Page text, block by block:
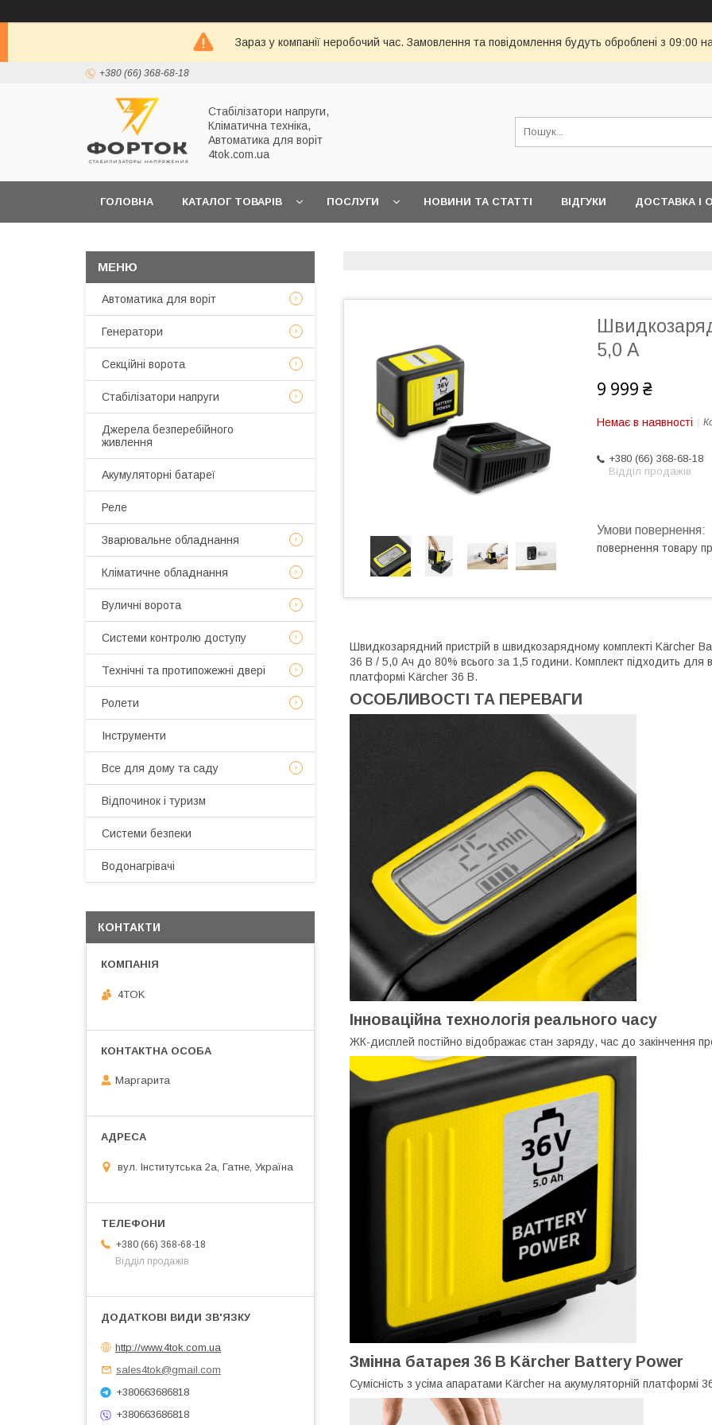
Зараз у компанії неробочий час. Замовлення та повідомлення будуть оброблені з 09:00
+380 (66) 368-68-18
Стабілізатори напруги,
Кліматична техніка,
Автоматика для воріт
4tok.com.ua
ГОЛОВНА КАТАЛОГ ТОВАРІВ ПОСЛУГИ НОВИНИ ТА СТАТТІ ВІДГУКИ ДОСТАВКА І
5,0 А
9 999 ₴
Немає в наявності
+380 (66) 368-68-18
Відділ продажів
повернення товару
Швидкозарядний пристрій в швидкозарядному комплекті Kärcher
36 В / 5,0 Ач до 80% всього за 1,5 години. Комплект підходить для
платформі Kärcher 36 В.
ОСОБЛИВОСТІ ТА ПЕРЕВАГИ
Інноваційна технологія реального часу
ЖК-дисплей постійно відображає стан заряду, час до закінчення
Змінна батарея 36 В Kärcher Battery Power
Сумісність з усіма апаратами Kärcher на акумуляторній платформі
Автоматика для воріт
Генератори
Секційні ворота
Стабілізатори напруги
Джерела безперебійного
живлення
Акумуляторні батареї
Реле
Зварювальне обладнання
Кліматичне обладнання
Вуличні ворота
Системи контролю доступу
Технічні та протипожежні двері
Ролети
Інструменти
Все для дому та саду
Відпочинок і туризм
Системи безпеки
Водонагрівачі
КОНТАКТИ
4TOK
Маргарита
вул. Інститутська 2а, Гатне, Україна
+380 (66) 368-68-18
Відділ продажів
http://www.4tok.com.ua
sales4tok@gmail.com
+380663686818
+380663686818